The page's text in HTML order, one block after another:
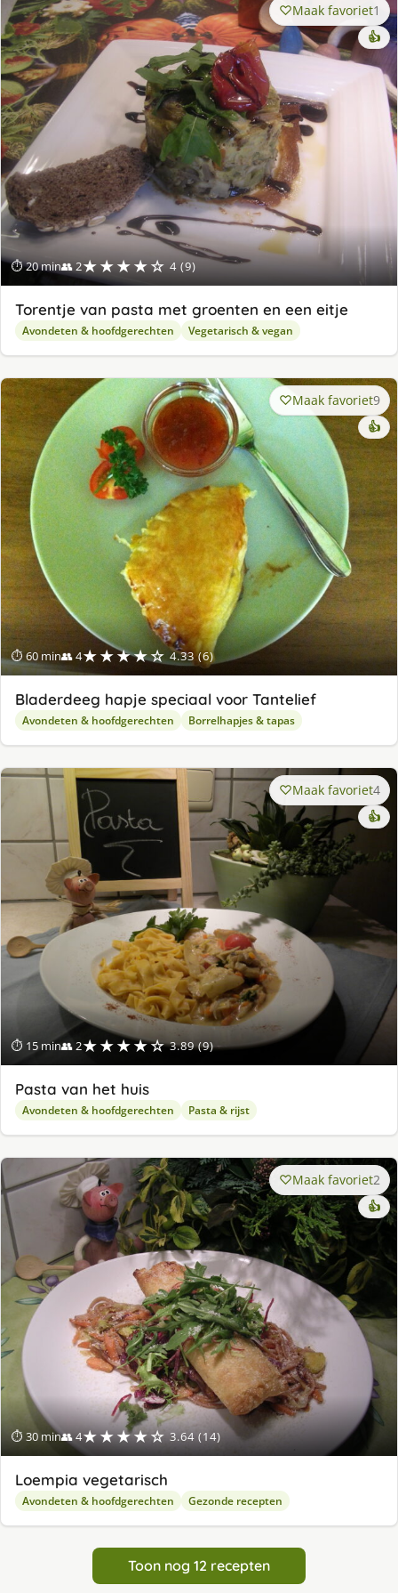
⏱ 20 min👥 2★★★★☆ 4 (9)
Maak favoriet1
👍
Torentje van pasta met groenten en een eitje
Avondeten & hoofdgerechten Vegetarisch & vegan
⏱ 60 min👥 4★★★★☆ 4.33 (6)
Maak favoriet9
👍
Bladerdeeg hapje speciaal voor Tantelief
Avondeten & hoofdgerechten Borrelhapjes & tapas
⏱ 15 min👥 2★★★★☆ 3.89 (9)
Maak favoriet4
👍
Pasta van het huis
Avondeten & hoofdgerechten Pasta & rijst
⏱ 30 min👥 4★★★★☆ 3.64 (14)
Maak favoriet2
👍
Loempia vegetarisch
Avondeten & hoofdgerechten Gezonde recepten
Toon nog 12 recepten